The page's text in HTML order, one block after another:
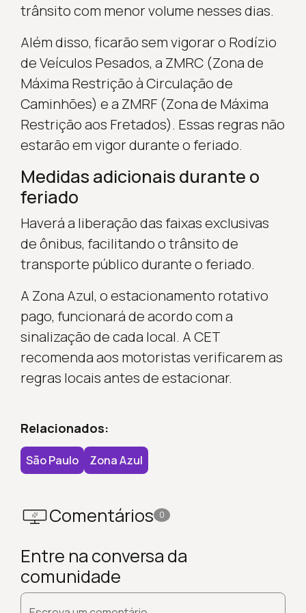
trânsito com menor volume nesses dias.
Além disso, ficarão sem vigorar o Rodízio
de Veículos Pesados, a ZMRC (Zona de
Máxima Restrição à Circulação de
Caminhões) e a ZMRF (Zona de Máxima
Restrição aos Fretados). Essas regras não
estarão em vigor durante o feriado.
Medidas adicionais durante o
feriado
Haverá a liberação das faixas exclusivas
de ônibus, facilitando o trânsito de
transporte público durante o feriado.
A Zona Azul, o estacionamento rotativo
pago, funcionará de acordo com a
sinalização de cada local. A CET
recomenda aos motoristas verificarem as
regras locais antes de estacionar.
Relacionados:
São Paulo Zona Azul
Comentários 0
Entre na conversa da
comunidade